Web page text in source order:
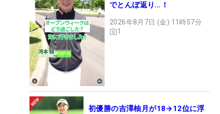
でとんぼ返り…！
2026年8月7日 (金) 11時57分
1
初優勝の吉澤柚月が18→12位に浮